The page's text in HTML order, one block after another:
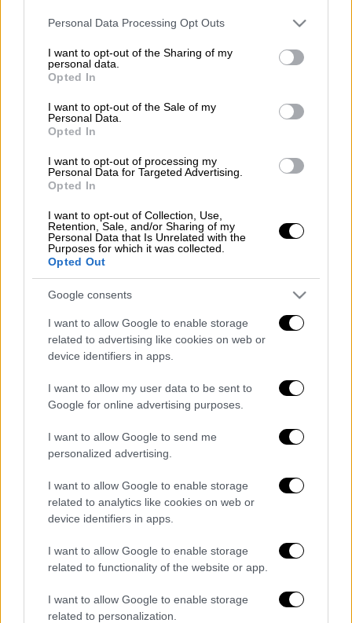
Please note that this website/app uses one or more Google
not limited to your visit or usage behaviour. You may click to
grant or deny consent to Google and its third-party tags to
use your data for below specified purposes in below Google
consent section.
Personal Data Processing Opt Outs
I want to opt-out of the Sharing of my
personal data.
Opted In
I want to opt-out of the Sale of my
Personal Data.
Opted In
I want to opt-out of processing my
Personal Data for Targeted Advertising.
Opted In
I want to opt-out of Collection, Use,
Retention, Sale, and/or Sharing of my
Personal Data that Is Unrelated with the
Purposes for which it was collected.
Opted Out
Google consents
I want to allow Google to enable storage
related to advertising like cookies on web or
device identifiers in apps.
I want to allow my user data to be sent to
Google for online advertising purposes.
I want to allow Google to send me
personalized advertising.
I want to allow Google to enable storage
related to analytics like cookies on web or
device identifiers in apps.
I want to allow Google to enable storage
related to functionality of the website or app.
I want to allow Google to enable storage
related to personalization.
Συνδίκα. Ο γιατρόςοδηγούσε το ΙΧ του, όταν
τέσσερις άνδρες τον πλησίασαν και του
επιτέθηκαν επειδή θεωρούσαν πως πήγαινε
πολύ αργά, με αποτέλεσμα να χάσουν το
φανάρι.
Σύμφωνα με το Mega, ένας από τους
δράστες πλησίασε τοαυτοκίνητο
του
γιατρού, έσπασε τον καθρέφτη και
οδηγού, με τον 36χρονο να προσπαθεί να την
κρατήσει κλειστή. Στη συνέχεια, οι άλλοι
τρεις άνοιξαν την πόρτα και τον χτύπησαν
επανειλημμένα στο στήθος και το κεφάλι.
«Πρόκειται για μια ακραία αντικοινωνική
επίθεση και άνανδρη συμπεριφορά. Ο
εντολέας μου είναι ένας γνωστός άνθρωπος
και επαγγελματίας στην πόλη. Έχει υποστεί
μεγάλο σοκ, έχει υποβληθεί σε
Ιπποκράτειο και σήμερα σε ιδιωτική κλινική
και αναρρώνει», δήλωσε ο συνήγορος του
γιατρού.